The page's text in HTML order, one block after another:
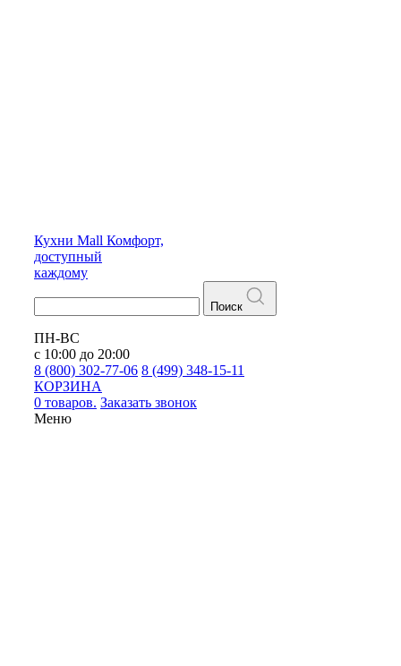
Кухни Mall Комфорт,
доступный
каждому
Поиск
ПН-ВС
с 10:00 до 20:00
8 (800) 302-77-06 8 (499) 348-15-11
КОРЗИНА
0 товаров. Заказать звонок
Меню